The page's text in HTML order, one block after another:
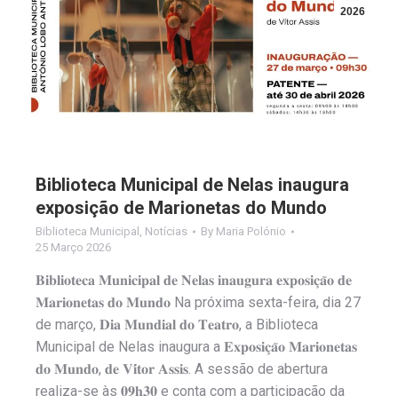
2026
Biblioteca Municipal de Nelas inaugura
exposição de Marionetas do Mundo
Biblioteca Municipal , Notícias By Maria Polónio
25 Março 2026
𝐁𝐢𝐛𝐥𝐢𝐨𝐭𝐞𝐜𝐚 𝐌𝐮𝐧𝐢𝐜𝐢𝐩𝐚𝐥 𝐝𝐞 𝐍𝐞𝐥𝐚𝐬 𝐢𝐧𝐚𝐮𝐠𝐮𝐫𝐚 𝐞𝐱𝐩𝐨𝐬𝐢𝐜̧𝐚̃𝐨 𝐝𝐞
𝐌𝐚𝐫𝐢𝐨𝐧𝐞𝐭𝐚𝐬 𝐝𝐨 𝐌𝐮𝐧𝐝𝐨 Na próxima sexta-feira, dia 27
de março, 𝐃𝐢𝐚 𝐌𝐮𝐧𝐝𝐢𝐚𝐥 𝐝𝐨 𝐓𝐞𝐚𝐭𝐫𝐨, a Biblioteca
Municipal de Nelas inaugura a 𝐄𝐱𝐩𝐨𝐬𝐢𝐜̧𝐚̃𝐨 𝐌𝐚𝐫𝐢𝐨𝐧𝐞𝐭𝐚𝐬
𝐝𝐨 𝐌𝐮𝐧𝐝𝐨, 𝐝𝐞 𝐕𝐢́𝐭𝐨𝐫 𝐀𝐬𝐬𝐢𝐬. A sessão de abertura
realiza-se às 𝟎𝟗𝐡𝟑𝟎 e conta com a participação da